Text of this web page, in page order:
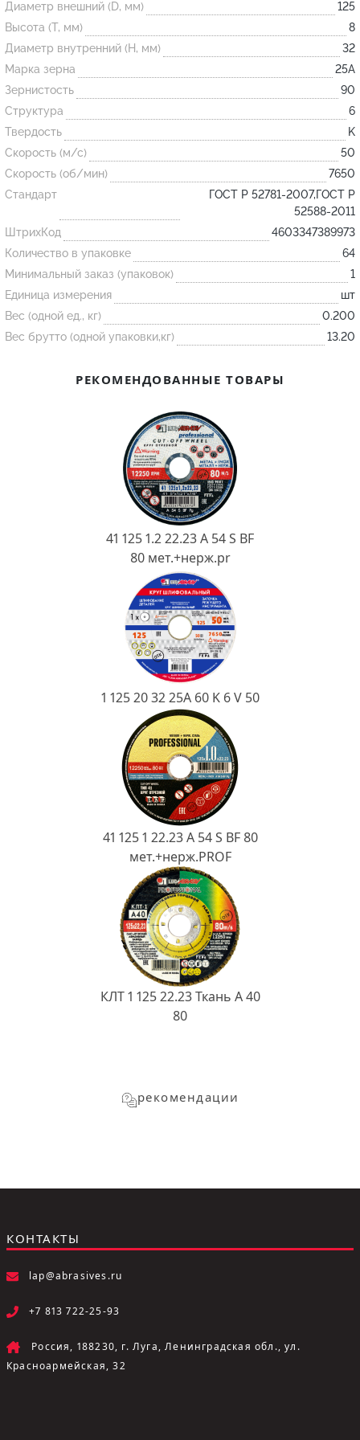
Огнеупорные
изделия
Скачать каталог
Тигель
Муфель
Черпак
Шербер
Трубка
Стержень
Пробка
Подставка
Лодочка
Контакт
Огнеупорная SiC смесь
Диаметр внешний (D, мм)
125
Высота (T, мм)
8
Диаметр внутренний (H, мм)
32
Марка зерна
25А
Зернистость
90
Структура
6
Твердость
K
Скорость (м/с)
50
Скорость (об/мин)
7650
Стандарт
ГОСТ Р 52781-2007,ГОСТ Р
52588-2011
ШтрихКод
4603347389973
Количество в упаковке
64
Минимальный заказ (упаковок)
1
Единица измерения
шт
Вес (одной ед., кг)
0.200
Вес брутто (одной упаковки,кг)
13.20
РЕКОМЕНДОВАННЫЕ ТОВАРЫ
41 125 1.2 22.23 A 54 S BF
80 мет.+нерж.pr
1 125 20 32 25А 60 K 6 V 50
41 125 1 22.23 A 54 S BF 80
мет.+нерж.PROF
КЛТ 1 125 22.23 Ткань A 40
80
рекомендации
КОНТАКТЫ
lap@abrasives.ru
+7 813 722-25-93
Россия, 188230, г. Луга, Ленинградская обл., ул.
Красноармейская, 32